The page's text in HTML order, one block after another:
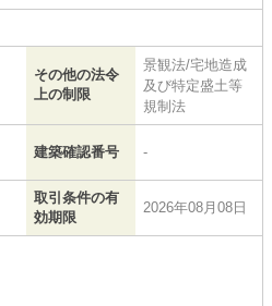
その他の法令
上の制限
景観法/宅地造成
及び特定盛土等
規制法
建築確認番号 -
取引条件の有
効期限
2026年08月08日